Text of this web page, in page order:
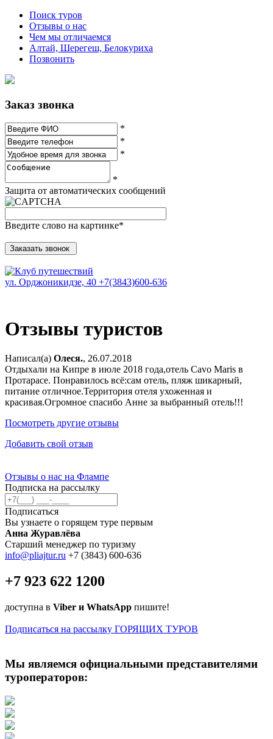
Поиск туров
Отзывы о нас
Чем мы отличаемся
Алтай, Шерегеш, Белокуриха
Позвонить
Заказ звонка
*
*
*
*
Защита от автоматических сообщений
Введите слово на картинке*
ул. Орджоникидзе, 40 +7(3843)600-636
Отзывы туристов
Написал(а) Олеся., 26.07.2018
Отдыхали на Кипре в июле 2018 года,отель Cavo Maris в
Протарасе. Понравилось всё:сам отель, пляж шикарный,
питание отличное.Территория отеля ухоженная и
красивая.Огромное спасибо Анне за выбранный отель!!!
Посмотреть другие отзывы
Добавить свой отзыв
Отзывы о нас на Флампе
Подписка на рассылку
Подписаться
Вы узнаете о горящем туре первым
Анна Журавлёва
Старший менеджер по туризму
info@pliajtur.ru +7 (3843) 600-636
+7 923 622 1200
доступна в Viber и WhatsApp пишите!
Подписаться на рассылку ГОРЯЩИХ ТУРОВ
Мы являемся официальными представителями
туроператоров: